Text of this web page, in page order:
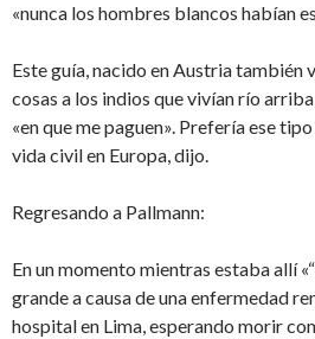
«nunca los hombres blancos habían
Este guía, nacido en Austria también
cosas a los indios que vivían río
«en que me paguen». Prefería ese
vida civil en Europa, dijo.
Regresando a Pallmann:
En un momento mientras estaba allí
grande a causa de una enfermedad
hospital en Lima, esperando morir